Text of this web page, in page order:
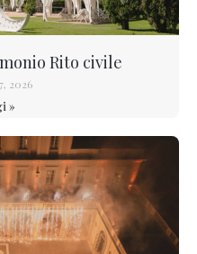
Rito civile
2026
»